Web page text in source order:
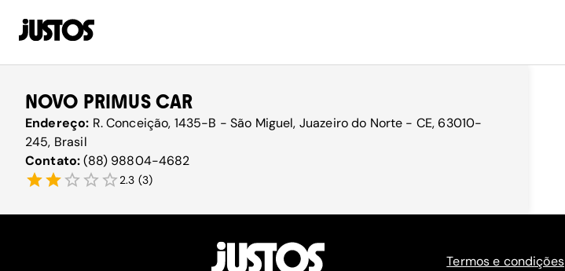
NOVO PRIMUS CAR
Endereço: R. Conceição, 1435-B - São Miguel, Juazeiro do Norte - CE, 63010-
245, Brasil
Contato:(88) 98804-4682
2.3 (3)
Termos e condições